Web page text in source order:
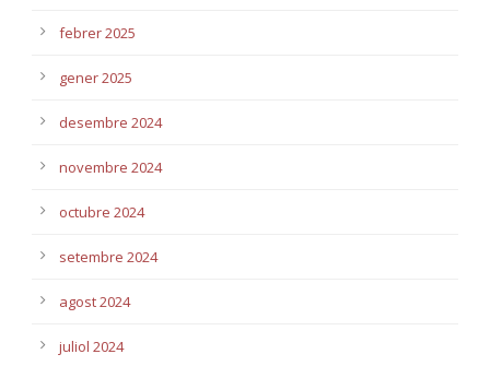
febrer 2025
gener 2025
desembre 2024
novembre 2024
octubre 2024
setembre 2024
agost 2024
juliol 2024